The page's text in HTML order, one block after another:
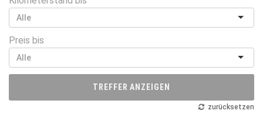
Preis bis
TREFFER ANZEIGEN
zurücksetzen